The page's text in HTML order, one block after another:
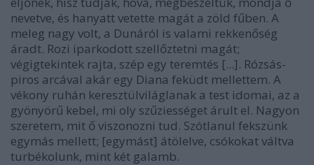
nevetve, és hanyatt vetette magát a zöld fűben. A
meleg nagy volt, a Dunáról is valami rekkenőség
áradt. Rozi iparkodott szellőztetni magát;
végigtekintek rajta, szép egy teremtés [...]. Rózsás-
piros arcával akár egy Diana feküdt mellettem. A
vékony ruhán keresztülviláglanak a test idomai, az a
gyönyörű kebel, mi oly szűziességet árult el. Nagyon
szeretem, mit ő viszonozni tud. Szótlanul fekszünk
egymás mellett; [egymást] átölelve, csókokat váltva
turbékolunk, mint két galamb.